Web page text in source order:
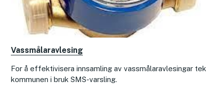
Vassmålaravlesing
For å effektivisera innsamling av vassmålaravlesingar tek
kommunen i bruk SMS-varsling.